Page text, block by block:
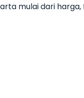
mulai dari